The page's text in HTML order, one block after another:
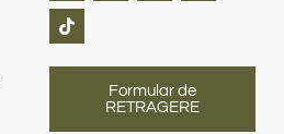
Formular de
RETRAGERE